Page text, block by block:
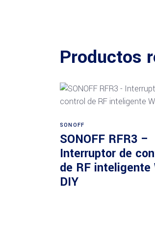
Productos
SONOFF
SONOFF RFR3 –
Interruptor de
de RF inteligente
DIY